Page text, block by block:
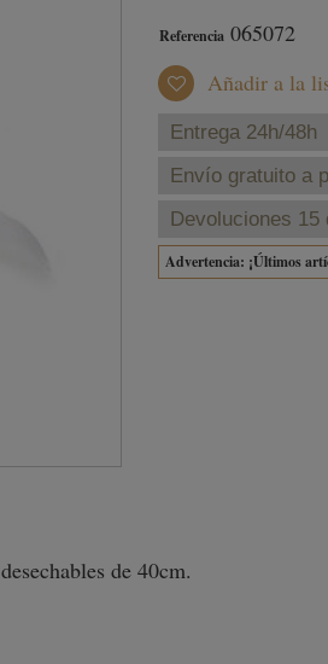
Referencia 065072
Añadir a la
Entrega 24h/48h
Envío gratuito a
Devoluciones 15
Advertencia: ¡Últimos
de 40cm.